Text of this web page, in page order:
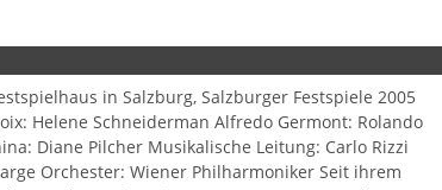
in Salzburg, Salzburger Festspiele 2005
Helene Schneiderman Alfredo Germont: Rolando
Diane Pilcher Musikalische Leitung: Carlo Rizzi
Orchester: Wiener Philharmoniker Seit ihrem